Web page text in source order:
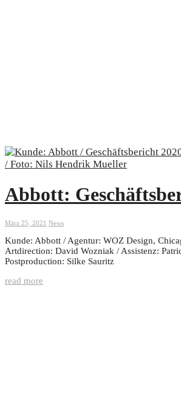
Abbott:
März 25, 2021 News
Kunde: Abbott / Agentur: WOZ Design,
Artdirection: David Wozniak / Assistenz:
Postproduction: Silke Sauritz
read more